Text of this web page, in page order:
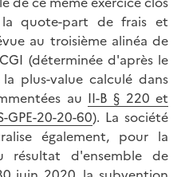
quote-part de frais et
au troisième alinéa de
(déterminée d'après le
plus-value calculé dans
au II-B § 220 et
20-20-60). La société
également, pour la
résultat d'ensemble de